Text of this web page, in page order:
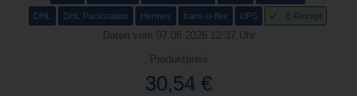
DHL DHL Packstation Hermes trans-o-flex UPS E-Rezept
Daten vom 07.08.2026 12:37 Uhr
Produktpreis
30,54 €